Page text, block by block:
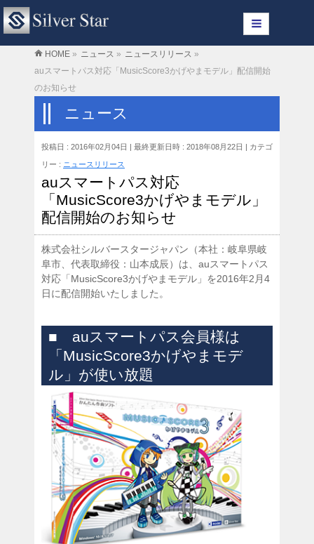
HOME » ニュース » ニュースリリース »
auスマートパス対応「MusicScore3かげやまモデル」配信開始
のお知らせ
ニュース
投稿日 : 2016年02月04日 最終更新日時 : 2018年08月22日 カテゴ
リー : ニュースリリース
auスマートパス対応
「MusicScore3かげやまモデル」
配信開始のお知らせ
株式会社シルバースタージャパン（本社：岐阜県岐
阜市、代表取締役：山本成辰）は、auスマートパス
対応「MusicScore3かげやまモデル」を2016年2月4
日に配信開始いたしました。
■ auスマートパス会員様は
「MusicScore3かげやまモデ
ル」が使い放題